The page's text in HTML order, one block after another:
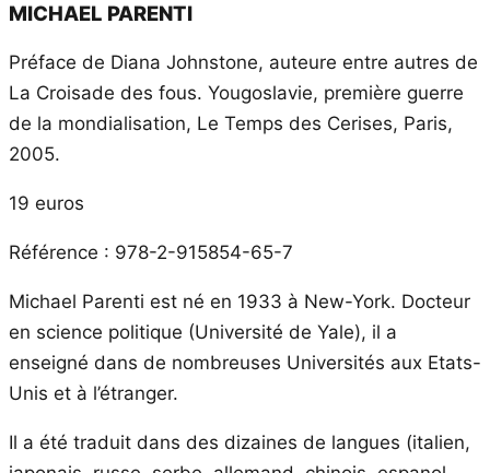
MICHAEL PARENTI
Préface de Diana Johnstone, auteure entre autres de
La Croisade des fous. Yougoslavie, première guerre
de la mondialisation, Le Temps des Cerises, Paris,
2005.
19 euros
Référence : 978-2-915854-65-7
Michael Parenti est né en 1933 à New-York. Docteur
en science politique (Université de Yale), il a
enseigné dans de nombreuses Universités aux Etats-
Unis et à l’étranger.
Il a été traduit dans des dizaines de langues (italien,